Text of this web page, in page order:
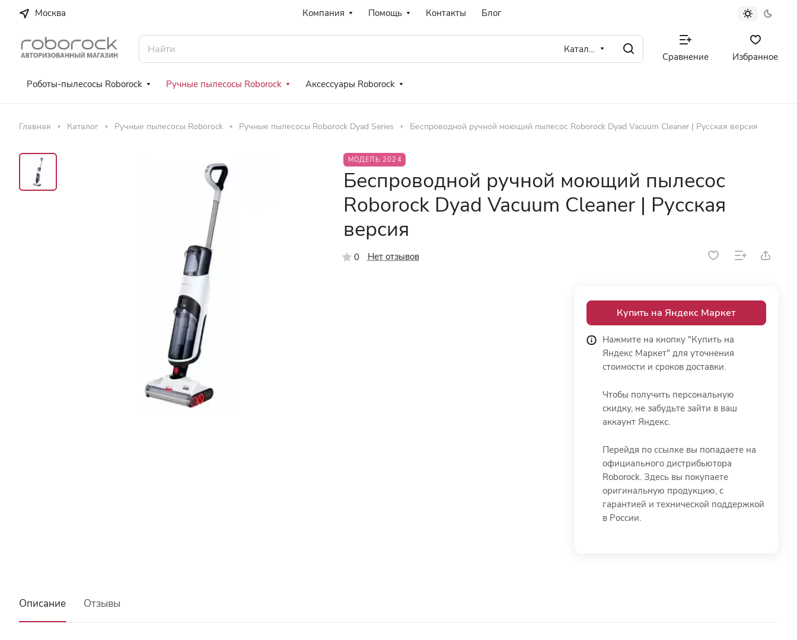
Москва Компания Помощь Контакты Блог
Каталог
Сравнение Избранное
Роботы-пылесосы Roborock Ручные пылесосы Roborock Аксессуары Roborock
Главная Каталог Ручные пылесосы Roborock Ручные пылесосы Roborock Dyad Series Беспроводной ручной моющий пылесос Roborock Dyad Vacuum Cleaner | Русская версия
МОДЕЛЬ 2024
Беспроводной ручной моющий пылесос
Roborock Dyad Vacuum Cleaner | Русская
версия
0 Нет отзывов
Купить на Яндекс Маркет
Нажмите на кнопку "Купить на
Яндекс Маркет" для уточнения
стоимости и сроков доставки.
Чтобы получить персональную
скидку, не забудьте зайти в ваш
аккаунт Яндекс.
Перейдя по ссылке вы попадаете на
официального дистрибьютора
Roborock. Здесь вы покупаете
оригинальную продукцию, с
гарантией и технической поддержкой
в России.
Описание Отзывы